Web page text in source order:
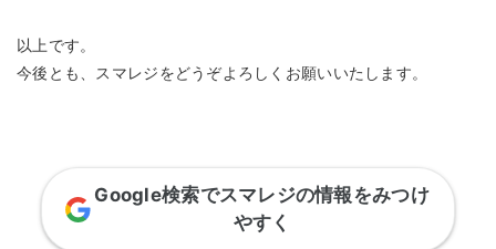
以上です。
今後とも、スマレジをどうぞよろしくお願いいたします。
Google検索でスマレジの情報をみつけ
やすく